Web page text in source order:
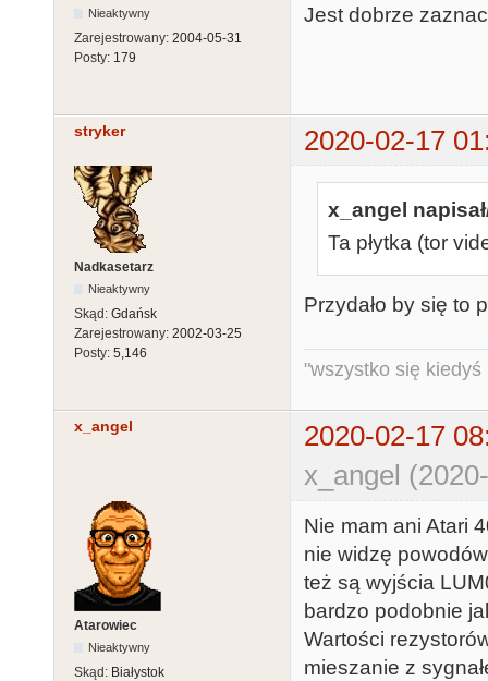
Nieaktywny
Zarejestrowany: 2004-05-31
Posty: 179
Jest dobrze
stryker 2020-02-17
Nadkasetarz
Nieaktywny
Skąd: Gdańsk
Zarejestrowany: 2002-03-25
Posty: 5,146
x_angel
Ta płytka (tor
Przydało by się to
"wszystko się kiedyś
x_angel
2020-02-17
x_angel
Atarowiec
Nieaktywny
Skąd: Białystok
Nie mam ani Atari
nie widzę
też są wyjścia
bardzo podobnie
Wartości
mieszanie z